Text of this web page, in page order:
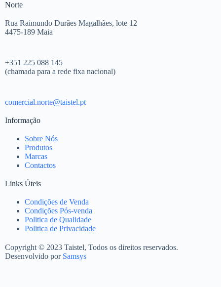
Norte
Rua Raimundo Durães Magalhães, lote 12
4475-189 Maia
+351 225 088 145
(chamada para a rede fixa nacional)
comercial.norte@taistel.pt
Informação
Sobre Nós
Produtos
Marcas
Contactos
Links Úteis
Condições de Venda
Condições Pós-venda
Politica de Qualidade
Politica de Privacidade
Copyright © 2023 Taistel, Todos os direitos reservados.
Desenvolvido por Samsys